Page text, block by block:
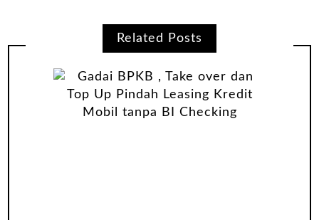
Related Posts